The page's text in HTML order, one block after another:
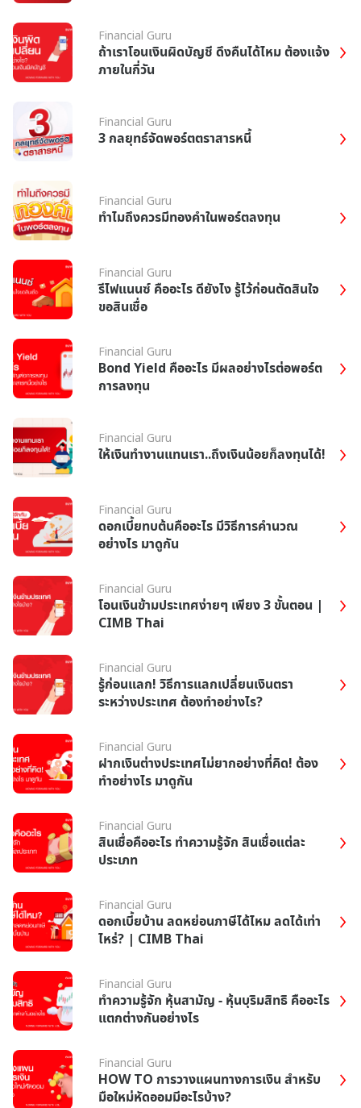
Financial Guru
ถ้าเราโอนเงินผิดบัญชี ดึงคืนได้ไหม ต้องแจ้ง
ภายในกี่วัน
Financial Guru
3 กลยุทธ์จัดพอร์ตตราสารหนี้
Financial Guru
ทำไมถึงควรมีทองคำในพอร์ตลงทุน
Financial Guru
รีไฟแนนซ์ คืออะไร ดียังไง รู้ไว้ก่อนตัดสินใจ
ขอสินเชื่อ
Financial Guru
Bond Yield คืออะไร มีผลอย่างไรต่อพอร์ต
การลงทุน
Financial Guru
ให้เงินทำงานแทนเรา..ถึงเงินน้อยก็ลงทุนได้!
Financial Guru
ดอกเบี้ยทบต้นคืออะไร มีวิธีการคำนวณ
อย่างไร มาดูกัน
Financial Guru
โอนเงินข้ามประเทศง่ายๆ เพียง 3 ขั้นตอน |
CIMB Thai
Financial Guru
รู้ก่อนแลก! วิธีการแลกเปลี่ยนเงินตรา
ระหว่างประเทศ ต้องทำอย่างไร?
Financial Guru
ฝากเงินต่างประเทศไม่ยากอย่างที่คิด! ต้อง
ทำอย่างไร มาดูกัน
Financial Guru
สินเชื่อคืออะไร ทำความรู้จัก สินเชื่อแต่ละ
ประเภท
Financial Guru
ดอกเบี้ยบ้าน ลดหย่อนภาษีได้ไหม ลดได้เท่า
ไหร่? | CIMB Thai
Financial Guru
ทำความรู้จัก หุ้นสามัญ - หุ้นบุริมสิทธิ คืออะไร
แตกต่างกันอย่างไร
Financial Guru
HOW TO การวางแผนทางการเงิน สำหรับ
มือใหม่หัดออมมีอะไรบ้าง?